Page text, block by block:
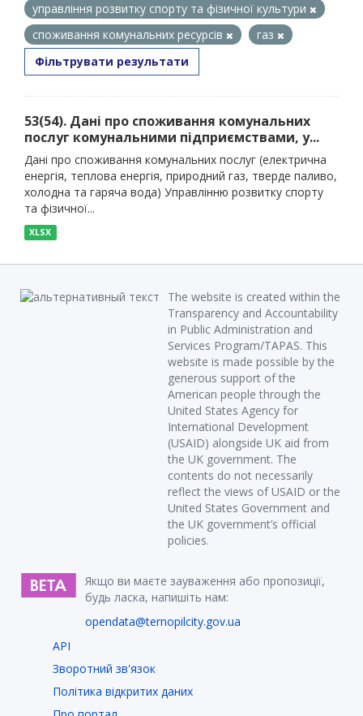
управління розвитку спорту та фізичної культури
споживання комунальних ресурсів
газ
Фільтрувати результати
53(54). Дані про споживання комунальних
послуг комунальними підприємствами, у...
Дані про споживання комунальних послуг (електрична
енергія, теплова енергія, природний газ, тверде паливо,
холодна та гаряча вода) Управлінню розвитку спорту
та фізичної...
XLSX
The website is created within the
Transparency and Accountability
in Public Administration and
Services Program/TAPAS. This
website is made possible by the
generous support of the
American people through the
United States Agency for
International Development
(USAID) alongside UK aid from
the UK government. The
contents do not necessarily
reflect the views of USAID or the
United States Government and
the UK government’s official
policies.
Якщо ви маєте зауваження або пропозиції,
будь ласка, напишіть нам:
opendata@ternopilcity.gov.ua
API
Зворотний зв'язок
Політика відкритих даних